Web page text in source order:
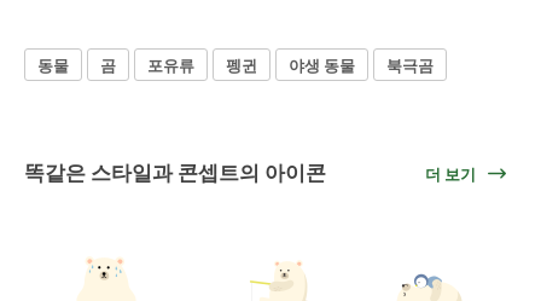
동물 곰 포유류 펭귄 야생 동물 북극곰
똑같은 스타일과 콘셉트의 아이콘 더 보기